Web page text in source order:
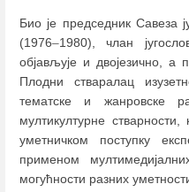
Био је председник Савеза
(1976–1980), члан
објављује и двојезично, а
Плодни стваралац
тематске и жанровске
мултикултурне
уметничком поступку
применом
могућности разних